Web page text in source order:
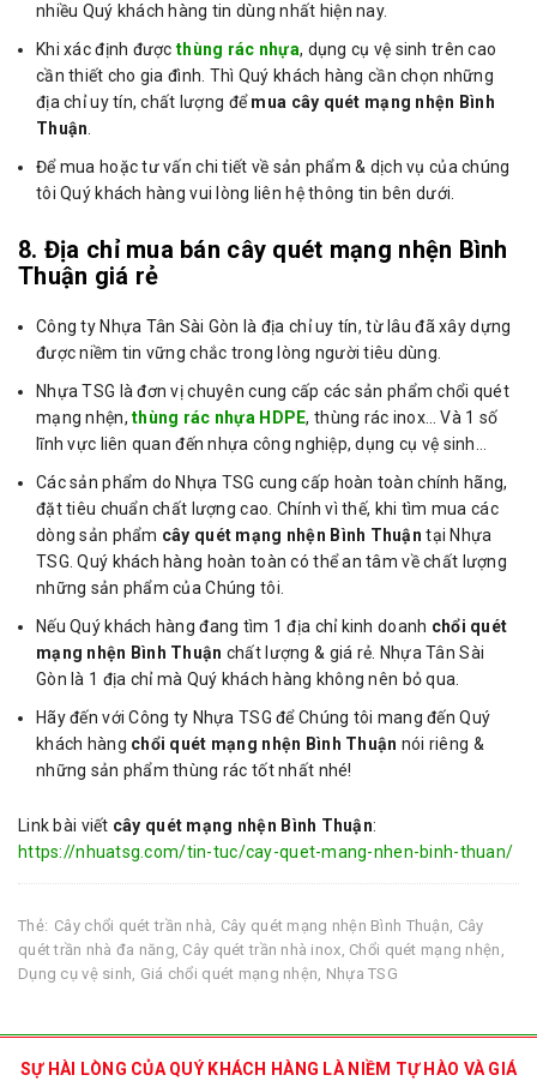
nhiều Quý khách hàng tin dùng nhất hiện nay.
Khi xác định đượcthùng rác nhựa, dụng cụ vệ sinh trên cao
cần thiết cho gia đình. Thì Quý khách hàng cần chọn những
địa chỉ uy tín, chất lượng đểmua cây quét mạng nhện Bình
Thuận.
Để mua hoặc tư vấn chi tiết về sản phẩm & dịch vụ của chúng
tôi Quý khách hàng vui lòng liên hệ thông tin bên dưới.
8. Địa chỉ mua bán cây quét mạng nhện Bình
Thuận giá rẻ
Công ty Nhựa Tân Sài Gòn là địa chỉ uy tín, từ lâu đã xây dựng
được niềm tin vững chắc trong lòng người tiêu dùng.
Nhựa TSG là đơn vị chuyên cung cấp các sản phẩm chổi quét
mạng nhện,thùng rác nhựa HDPE, thùng rác inox… Và 1 số
lĩnh vực liên quan đến nhựa công nghiệp, dụng cụ vệ sinh…
Các sản phẩm do Nhựa TSG cung cấp hoàn toàn chính hãng,
đặt tiêu chuẩn chất lượng cao. Chính vì thế, khi tìm mua các
dòng sản phẩm cây quét mạng nhện Bình Thuận tại Nhựa
TSG. Quý khách hàng hoàn toàn có thể an tâm về chất lượng
những sản phẩm của Chúng tôi.
Nếu Quý khách hàng đang tìm 1 địa chỉ kinh doanh chổi quét
mạng nhện Bình Thuận chất lượng & giá rẻ. Nhựa Tân Sài
Gòn là 1 địa chỉ mà Quý khách hàng không nên bỏ qua.
Hãy đến với Công ty Nhựa TSG để Chúng tôi mang đến Quý
khách hàng chổi quét mạng nhện Bình Thuận nói riêng &
những sản phẩm thùng rác tốt nhất nhé!
Link bài viết cây quét mạng nhện Bình Thuận:
https://nhuatsg.com/tin-tuc/cay-quet-mang-nhen-binh-thuan/
Thẻ: Cây chổi quét trần nhà, Cây quét mạng nhện Bình Thuận, Cây
quét trần nhà đa năng, Cây quét trần nhà inox, Chổi quét mạng nhện ,
Dụng cụ vệ sinh, Giá chổi quét mạng nhện, Nhựa TSG
SỰ HÀI LÒNG CỦA QUÝ KHÁCH HÀNG LÀ NIỀM TỰ HÀO VÀ GIÁ